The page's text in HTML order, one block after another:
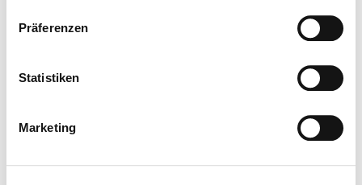
Präferenzen
Statistiken
Marketing